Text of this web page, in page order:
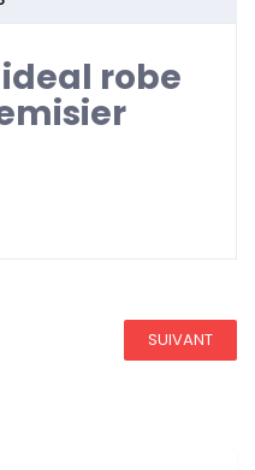
ideal robe
SUIVANT